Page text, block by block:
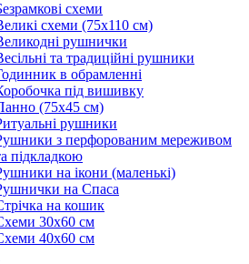
схеми
схеми (75х110 см)
рушнички
та традиційні рушники
в обрамленні
під вишивку
(75х45 см)
рушники
з перфорованим мереживом
підкладкою
на ікони (маленькі)
на Спаса
на кошик
30х60 см
40х60 см